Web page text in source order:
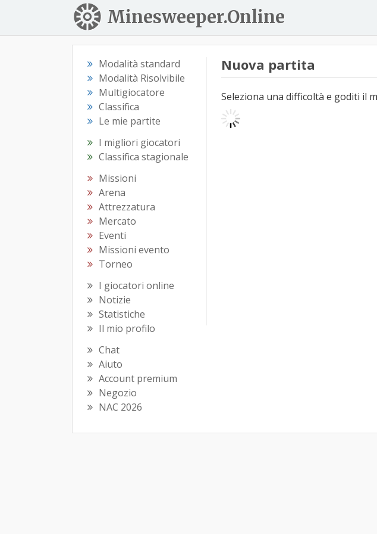
Minesweeper.Online
Modalità standard
Modalità Risolvibile
Multigiocatore
Classifica
Le mie partite
I migliori giocatori
Classifica stagionale
Missioni
Arena
Attrezzatura
Mercato
Eventi
Missioni evento
Torneo
I giocatori online
Notizie
Statistiche
Il mio profilo
Chat
Aiuto
Account premium
Negozio
NAC 2026
Nuova partita
Seleziona una difficoltà e goditi il